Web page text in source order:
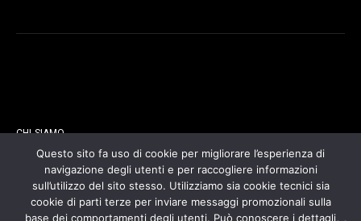
CHI SIAMO
CONTATTI
COOKIES POLICY
Questo sito fa uso di cookie per migliorare l’esperienza di
navigazione degli utenti e per raccogliere informazioni
sull’utilizzo del sito stesso. Utilizziamo sia cookie tecnici sia
cookie di parti terze per inviare messaggi promozionali sulla
base dei comportamenti degli utenti. Può conoscere i dettagli